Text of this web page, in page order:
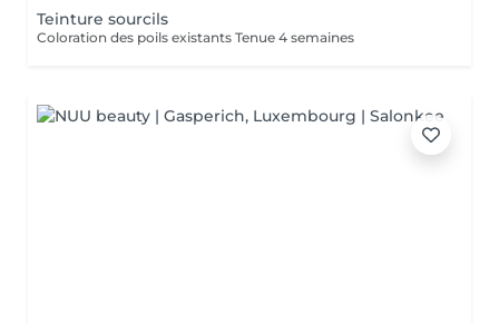
Teinture sourcils
Coloration des poils existants Tenue 4 semaines